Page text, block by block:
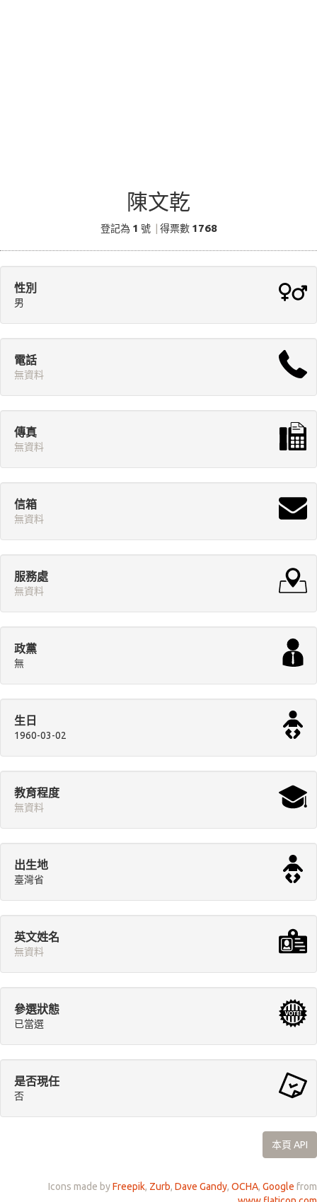
陳文乾
登記為 1 號 得票數 1768
性別
男
電話
無資料
傳真
無資料
信箱
無資料
服務處
無資料
政黨
無
生日
1960-03-02
教育程度
無資料
出生地
臺灣省
英文姓名
無資料
參選狀態
已當選
是否現任
否
本頁 API
Icons made byFreepik, Zurb, Dave Gandy, OCHA, Google from